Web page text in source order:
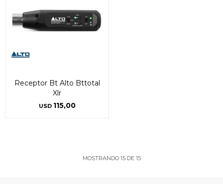
Receptor Bt Alto Bttotal
Xlr
USD 115,00
MOSTRANDO 15DE 15